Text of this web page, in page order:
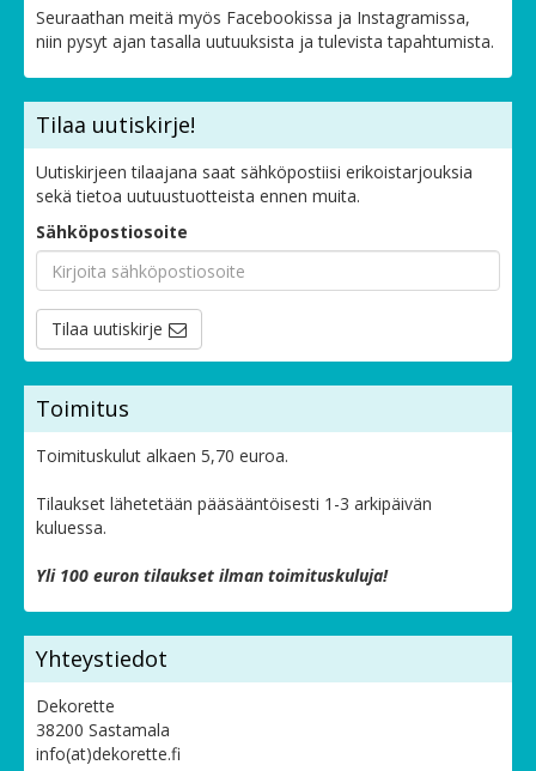
Seuraathan meitä myös Facebookissa ja Instagramissa,
niin pysyt ajan tasalla uutuuksista ja tulevista tapahtumista.
Tilaa uutiskirje!
Uutiskirjeen tilaajana saat sähköpostiisi erikoistarjouksia
sekä tietoa uutuustuotteista ennen muita.
Sähköpostiosoite
Tilaa uutiskirje
Toimitus
Toimituskulut alkaen 5,70 euroa.
Tilaukset lähetetään pääsääntöisesti 1-3 arkipäivän
kuluessa.
Yli 100 euron tilaukset ilman toimituskuluja!
Yhteystiedot
Dekorette
38200 Sastamala
info(at)dekorette.fi